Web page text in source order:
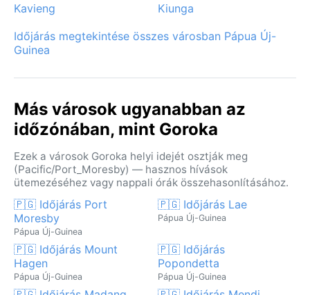
Kavieng
Kiunga
Időjárás megtekintése összes városban Pápua Új-
Guinea
Más városok ugyanabban az
időzónában, mint Goroka
Ezek a városok Goroka helyi idejét osztják meg
(Pacific/Port_Moresby) — hasznos hívások
ütemezéséhez vagy nappali órák összehasonlításához.
🇵🇬 Időjárás Port
Moresby
Pápua Új-Guinea
🇵🇬 Időjárás Lae
Pápua Új-Guinea
🇵🇬 Időjárás Mount
Hagen
Pápua Új-Guinea
🇵🇬 Időjárás
Popondetta
Pápua Új-Guinea